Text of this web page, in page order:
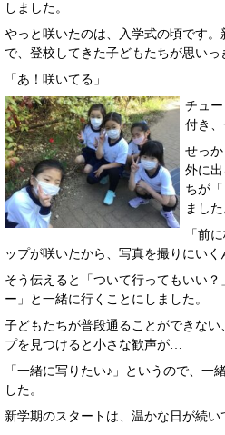
しました。
やっと咲いたのは、入学式の頃です。
で、登校してきた子どもたちが思いっ
「あ！咲いてる」
チュ
付き、
せっ
外に
ちが
ました
「前
ップが咲いたから、写真を撮りにいく
そう伝えると「ついて行ってもいい
ー」と一緒に行くことにしました。
子どもたちが普段通ることができな
プを見つけると小さな歓声が…
「一緒に写りたい♪」というので、
した。
新学期のスタートは、温かな日が続い